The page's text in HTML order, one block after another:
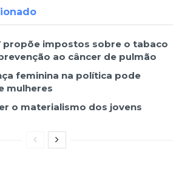
propõe impostos sobre o tabaco
ao câncer de pulmão
feminina na política pode
mulheres
o materialismo dos jovens